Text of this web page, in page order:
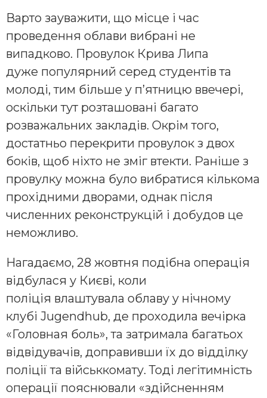
Варто зауважити, що місце і час
проведення облави вибрані не
випадково. Провулок Крива Липа
дуже популярний серед студентів та
молоді, тим більше у п’ятницю ввечері,
оскільки тут розташовані багато
розважальних закладів. Окрім того,
достатньо перекрити провулок з двох
боків, щоб ніхто не зміг втекти. Раніше з
провулку можна було вибратися кількома
прохідними дворами, однак після
численних реконструкцій і добудов це
неможливо.
Нагадаємо, 28 жовтня подібна операція
відбулася у Києві, коли
поліція влаштувала облаву у нічному
клубі Jugendhub, де проходила вечірка
«Головная боль», та затримала багатьох
відвідувачів, доправивши їх до відділку
поліції та військкомату. Тоді легітимність
операції пояснювали «здійсненням